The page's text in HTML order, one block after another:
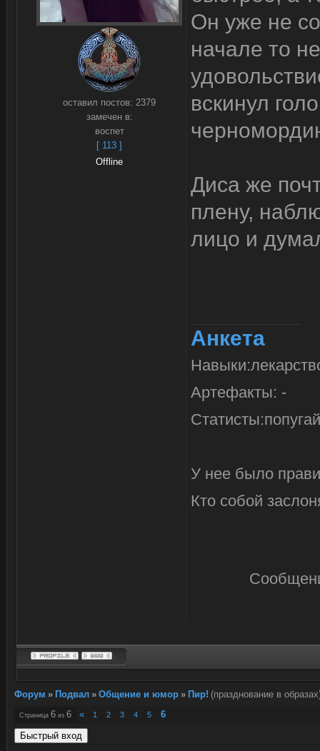
оставил постов: 2379
замечен в:
воспет
[ 113 ]
Offline
Он уже не
начале то
вскинул
Диса же
плену,
лицо и
Анкета
Артефакты: -
У нее было
Кто собой
Форум » Подвал » Общение и юмор » Пир! (празднование в
Страница 6 из 6 « 1 2 3 4 5 6